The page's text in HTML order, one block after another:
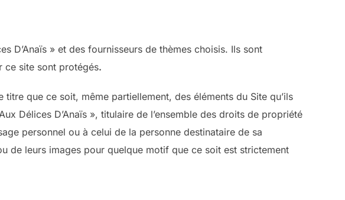
D’Anaïs » et des fournisseurs de thèmes choisis. Ils sont
ce site sont protégés.
que ce soit, même partiellement, des éléments du Site qu’ils
Délices D’Anaïs », titulaire de l’ensemble des droits de propriété
personnel ou à celui de la personne destinataire de sa
de leurs images pour quelque motif que ce soit est strictement